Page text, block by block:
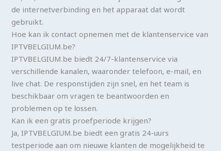
de internetverbinding en het apparaat dat wordt
gebruikt.
Hoe kan ik contact opnemen met de klantenservice van
IPTVBELGIUM.be?
IPTVBELGIUM.be biedt 24/7-klantenservice via
verschillende kanalen, waaronder telefoon, e-mail, en
live chat. De responstijden zijn snel, en het team is
beschikbaar om vragen te beantwoorden en
problemen op te lossen.
Kan ik een gratis proefperiode krijgen?
Ja, IPTVBELGIUM.be biedt een gratis 24-uurs
testperiode aan om nieuwe klanten de mogelijkheid te